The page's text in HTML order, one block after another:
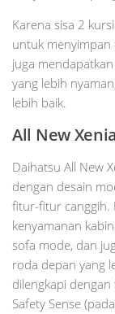
Karena sisa 2
untuk menyimpan
juga
yang lebih
lebih baik.
All New Xenia
Daihatsu All New
dengan desain
fitur-fitur canggih.
kenyamanan
sofa mode, dan
roda depan yang
dilengkapi
Safety Sense